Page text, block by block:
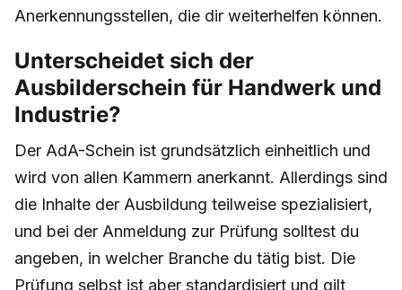
Anerkennungsstellen, die dir weiterhelfen können.
Unterscheidet sich der
Ausbilderschein für Handwerk und
Industrie?
Der AdA-Schein ist grundsätzlich einheitlich und
wird von allen Kammern anerkannt. Allerdings sind
die Inhalte der Ausbildung teilweise spezialisiert,
und bei der Anmeldung zur Prüfung solltest du
angeben, in welcher Branche du tätig bist. Die
Prüfung selbst ist aber standardisiert und gilt